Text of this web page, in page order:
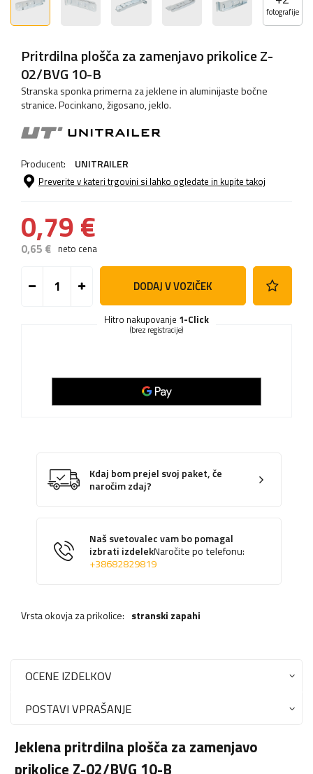
fotografije
Pritrdilna plošča za zamenjavo prikolice Z-
02/BVG 10-B
Stranska sponka primerna za jeklene in aluminijaste bočne
stranice. Pocinkano, žigosano, jeklo.
Producent: UNITRAILER
Preverite v kateri trgovini si lahko ogledate in kupite takoj
0,79 €
0,65 € neto cena
DODAJ V VOZIČEK
Hitro nakupovanje 1-Click
(brez registracije)
Kdaj bom prejel svoj paket, če
naročim zdaj?
Naš svetovalec vam bo pomagal
izbrati izdelekNaročite po telefonu:
+38682829819
Vrsta okovja za prikolice: stranski zapahi
OCENE IZDELKOV
POSTAVI VPRAŠANJE
Jeklena pritrdilna plošča za zamenjavo
prikolice Z-02/BVG 10-B